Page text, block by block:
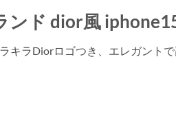
ンド dior風
キラDiorロゴつき、エレガント